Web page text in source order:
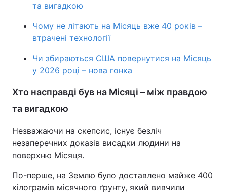
та вигадкою
Чому не літають на Місяць вже 40 років –
втрачені технології
Чи збираються США повернутися на Місяць
у 2026 році – нова гонка
Хто насправді був на Місяці – між правдою
та вигадкою
Незважаючи на скепсис, існує безліч
незаперечних доказів висадки людини на
поверхню Місяця.
По-перше, на Землю було доставлено майже 400
кілограмів місячного ґрунту, який вивчили